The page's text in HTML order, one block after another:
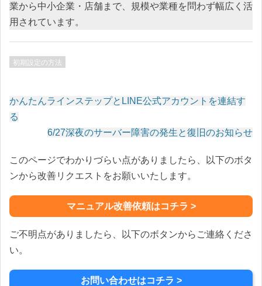
業から中小企業・店舗まで、規模や業種を問わず幅広く活
用されています。
初期設定の方法
ビ
ゲ
ョ
ン
かんたんラインステップとLINE公式アカウントを連結す
る
6/27深夜のサーバー障害の発生と復旧のお知らせ
このページでわかりづらい点がありましたら、以下のボタ
ンから改善リクエストをお願いいたします。
マニュアル改善依頼はコチラ >
ご不明点がありましたら、以下のボタンからご連絡くださ
い。
お問い合わせはコチラ >